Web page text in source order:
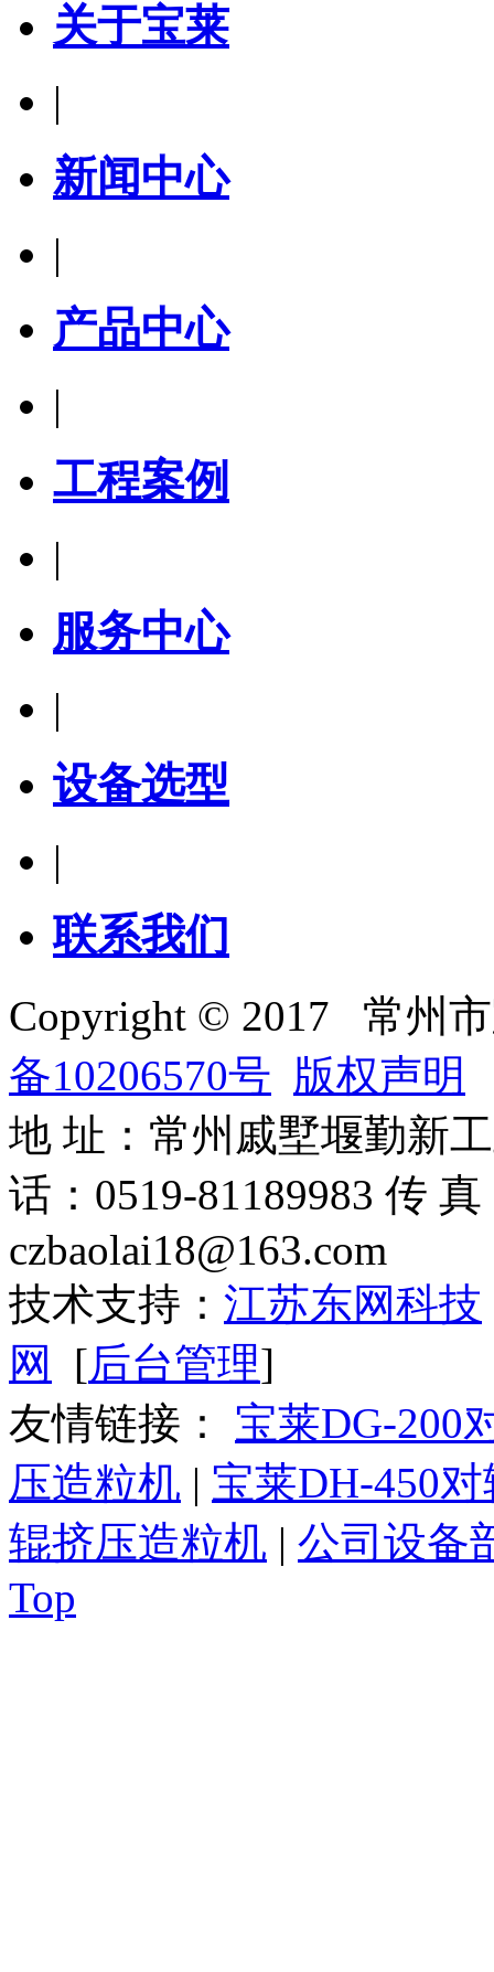
关于宝莱
|
新闻中心
|
产品中心
|
工程案例
|
服务中心
|
设备选型
|
联系我们
Copyright © 2017 常州
备10206570号 版权声明
地 址：常州戚墅堰勤新
话：0519-81189983 传
czbaolai18@163.com
技术支持： 江苏东网科技
网
[后台管理]
友情链接： 宝莱DG-200
压造粒机 | 宝莱DH-450
辊挤压造粒机 | 公司设备
Top